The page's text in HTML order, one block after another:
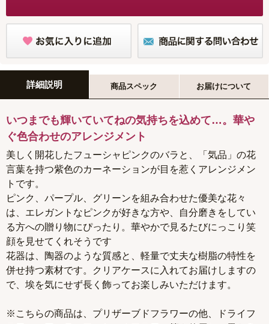
詳細説明 商品スペック お届けについて
いつまでも輝いていてねの気持ちを込めて…。華や
ぐ色合わせのアレンジメント
美しく開花したフューシャピンクのバラと、「気品」の花
言葉を持つ紫色のカーネーションが目を惹くアレンジメン
トです。
ピンク、パープル、グリーンを組み合わせた優美な花々
は、エレガントなピンクが好きな方や、自分磨きをしてい
る方への贈り物にぴったり。華やかで見るたびにっこり笑
顔を見せてくれそうです
花器は、陶器のような質感と、軽量で丈夫な樹脂の特性を
併せ持つ素材です。クリアケースに入れてお届けしますの
で、埃を気にせず長く飾ってお楽しみいただけます。
※こちらの商品は、プリザーブドフラワーの他、ドライフ